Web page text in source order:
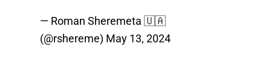
— Roman Sheremeta 🇺🇦
(@rshereme) May 13, 2024